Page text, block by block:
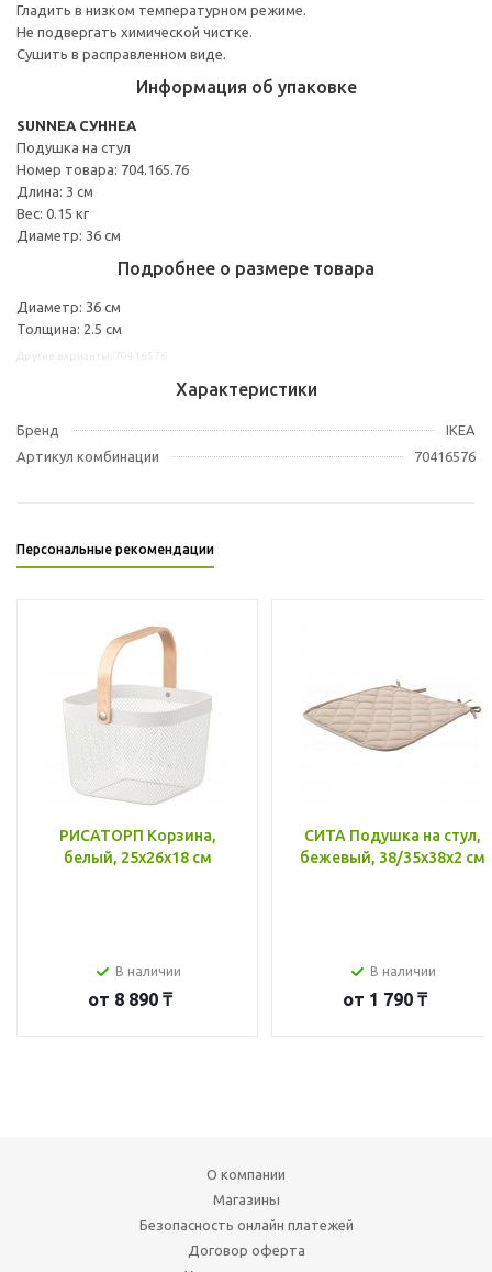
Гладить в низком температурном режиме.
Не подвергать химической чистке.
Сушить в расправленном виде.
Информация об упаковке
SUNNEA СУННЕА
Подушка на стул
Номер товара: 704.165.76
Длина: 3 см
Вес: 0.15 кг
Диаметр: 36 см
Подробнее о размере товара
Диаметр: 36 см
Толщина: 2.5 см
Характеристики
Бренд
IKEA
Артикул комбинации
70416576
Персональные рекомендации
РИСАТОРП Корзина,
белый, 25x26x18 см
В наличии
от 8 890 ₸
СИТА Подушка на стул,
бежевый, 38/35x38x2 см
В наличии
от 1 790 ₸
О компании
Магазины
Безопасность онлайн платежей
Договор оферта